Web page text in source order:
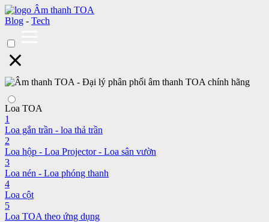
Blog - Tech
Loa TOA
1
Loa gắn trần - loa thả trần
2
Loa hộp - Loa Projector - Loa sân vườn
3
Loa nén - Loa phóng thanh
4
Loa cột
5
Loa TOA theo ứng dụng